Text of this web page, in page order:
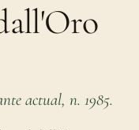
actual, n. 1985.